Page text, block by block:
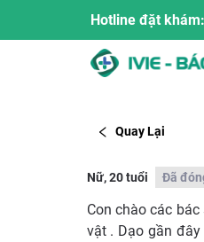
Hotline đặt khám:
Quay Lại
Nữ, 20 tuổi Đã
Con chào các
vật . Dạo gần